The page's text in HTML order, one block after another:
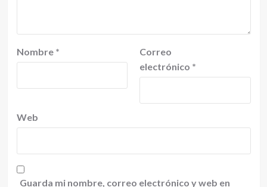
Nombre *
Correo
electrónico *
Web
Guarda mi nombre, correo electrónico y web en